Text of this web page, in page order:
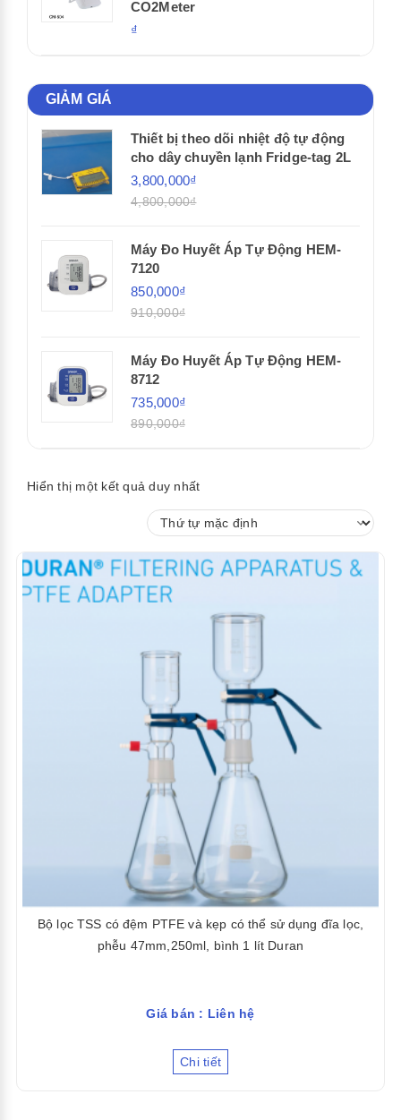
CO2Meter
₫
GIẢM GIÁ
Thiết bị theo dõi nhiệt độ tự động
cho dây chuyền lạnh Fridge-tag 2L
3,800,000₫
4,800,000₫
Máy Đo Huyết Áp Tự Động HEM-
7120
850,000₫
910,000₫
Máy Đo Huyết Áp Tự Động HEM-
8712
735,000₫
890,000₫
Hiển thị một kết quả duy nhất
Bộ lọc TSS có đệm PTFE và kẹp có thể sử dụng đĩa lọc,
phễu 47mm,250ml, bình 1 lít Duran
Giá bán : Liên hệ
Chi tiết